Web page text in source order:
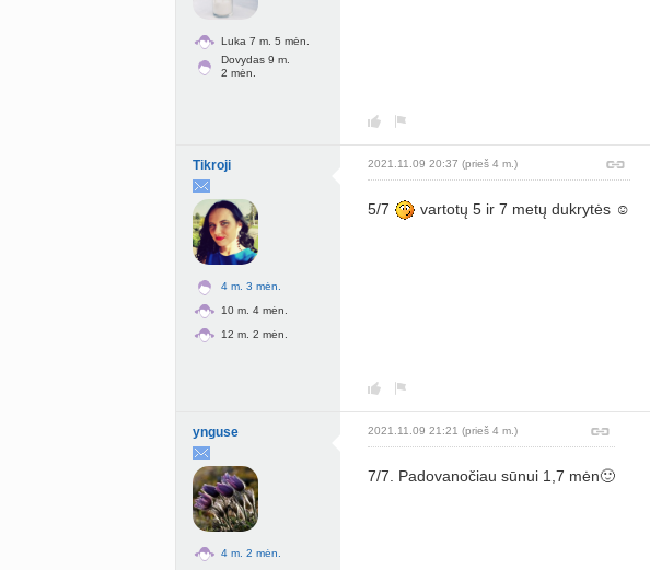
Luka 7 m. 5 mėn.
Dovydas 9 m.
2 mėn.
Tikroji
4 m. 3 mėn.
10 m. 4 mėn.
12 m. 2 mėn.
2021.11.09 20:37 (prieš 4 m.)
5/7 vartotų 5 ir 7 metų dukrytės ☺️
ynguse
4 m. 2 mėn.
2021.11.09 21:21 (prieš 4 m.)
7/7. Padovanočiau sūnui 1,7 mėn🙂